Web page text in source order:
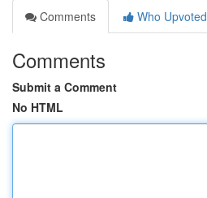
Comments
Who Upvoted
Comments
Submit a Comment
No HTML